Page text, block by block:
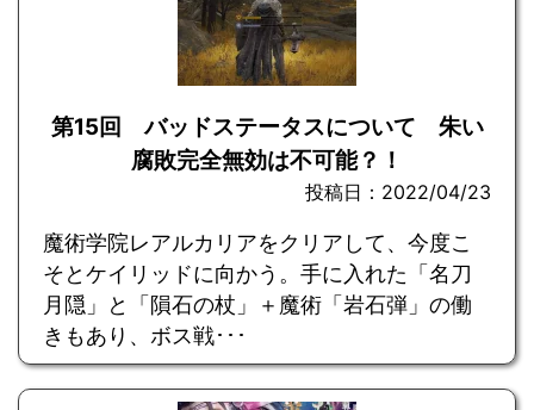
第15回 バッドステータスについて 朱い
腐敗完全無効は不可能？！
投稿日：2022/04/23
魔術学院レアルカリアをクリアして、今度こ
そとケイリッドに向かう。手に入れた「名刀
月隠」と「隕石の杖」＋魔術「岩石弾」の働
きもあり、ボス戦･･･